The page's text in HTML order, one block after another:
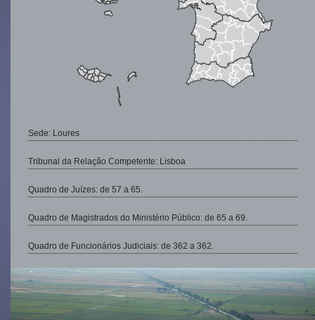
Sede: Loures
Tribunal da Relação Competente: Lisboa
Quadro de Juízes: de 57 a 65.
Quadro de Magistrados do Ministério Público: de 65 a 69.
Quadro de Funcionários Judiciais: de 362 a 362.